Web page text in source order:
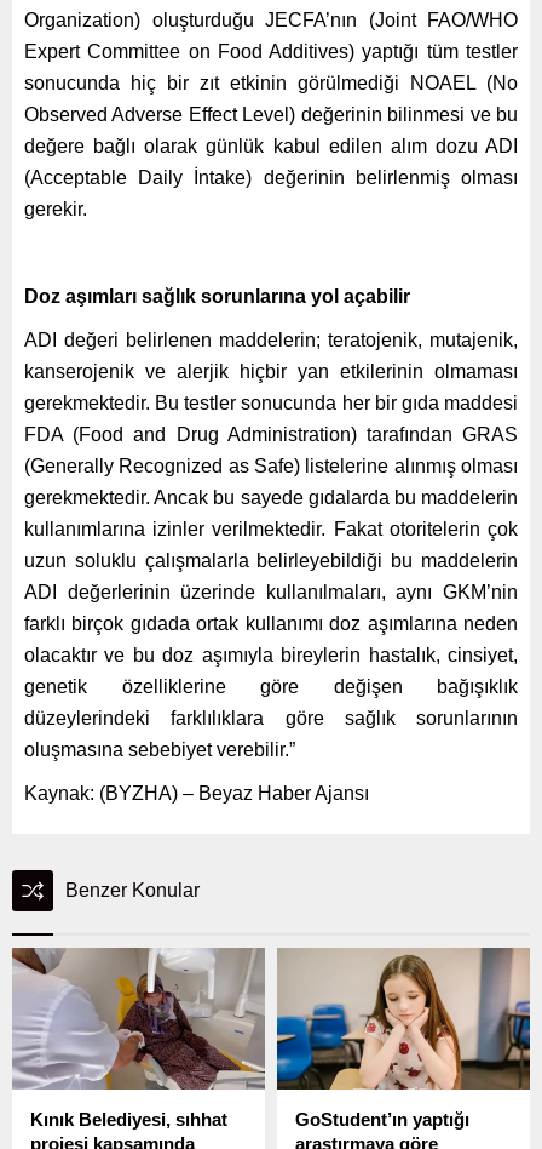
Organization) oluşturduğu JECFA’nın (Joint FAO/WHO
Expert Committee on Food Additives) yaptığı tüm testler
sonucunda hiç bir zıt etkinin görülmediği NOAEL (No
Observed Adverse Effect Level) değerinin bilinmesi ve bu
değere bağlı olarak günlük kabul edilen alım dozu ADI
(Acceptable Daily İntake) değerinin belirlenmiş olması
gerekir.
Doz aşımları sağlık sorunlarına yol açabilir
ADI değeri belirlenen maddelerin; teratojenik, mutajenik,
kanserojenik ve alerjik hiçbir yan etkilerinin olmaması
gerekmektedir. Bu testler sonucunda her bir gıda maddesi
FDA (Food and Drug Administration) tarafından GRAS
(Generally Recognized as Safe) listelerine alınmış olması
gerekmektedir. Ancak bu sayede gıdalarda bu maddelerin
kullanımlarına izinler verilmektedir. Fakat otoritelerin çok
uzun soluklu çalışmalarla belirleyebildiği bu maddelerin
ADI değerlerinin üzerinde kullanılmaları, aynı GKM’nin
farklı birçok gıdada ortak kullanımı doz aşımlarına neden
olacaktır ve bu doz aşımıyla bireylerin hastalık, cinsiyet,
genetik özelliklerine göre değişen bağışıklık
düzeylerindeki farklılıklara göre sağlık sorunlarının
oluşmasına sebebiyet verebilir.”
Kaynak: (BYZHA) – Beyaz Haber Ajansı
Benzer Konular
Kınık Belediyesi, sıhhat
projesi kapsamında
GoStudent’ın yaptığı
araştırmaya göre